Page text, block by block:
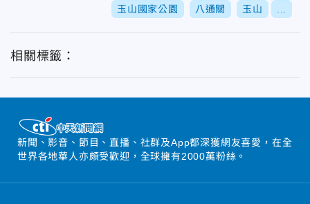
玉山國家公園 八通關 玉山
相關標籤：
新聞、影音、節目、直播、社群及App都深獲網友喜愛，在全
世界各地華人亦頗受歡迎，全球擁有2000萬粉絲。